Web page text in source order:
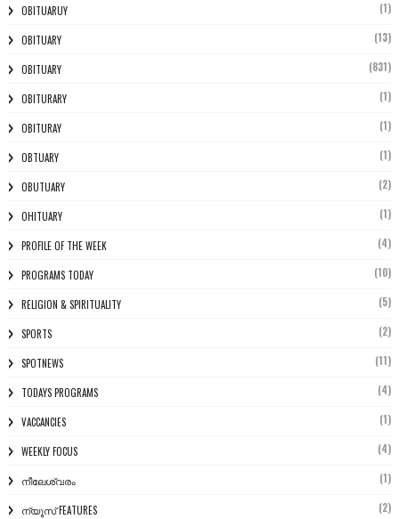
OBITUARUY (1)
OBITUARY (13)
OBITUARY (831)
OBITURARY (1)
OBITURAY (1)
OBTUARY (1)
OBUTUARY (2)
OHITUARY (1)
PROFILE OF THE WEEK (4)
PROGRAMS TODAY (10)
RELIGION & SPIRITUALITY (5)
SPORTS (2)
SPOTNEWS (11)
TODAYS PROGRAMS (4)
VACCANCIES (1)
WEEKLY FOCUS (4)
നീലേശ്വരം (1)
ന്യൂസ് FEATURES (2)